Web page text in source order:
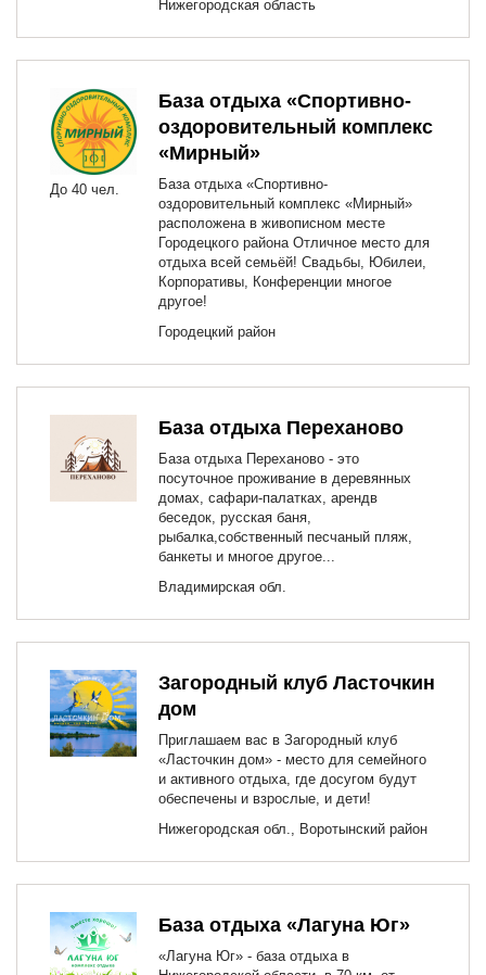
Нижегородская область
До 40 чел.
База отдыха «Спортивно-
оздоровительный комплекс
«Мирный»
База отдыха «Спортивно-
оздоровительный комплекс «Мирный»
расположена в живописном месте
Городецкого района Отличное место для
отдыха всей семьёй! Свадьбы, Юбилеи,
Корпоративы, Конференции многое
другое!
Городецкий район
База отдыха Переханово
База отдыха Переханово - это
посуточное проживание в деревянных
домах, сафари-палатках, арендв
беседок, русская баня,
рыбалка,собственный песчаный пляж,
банкеты и многое другое...
Владимирская обл.
Загородный клуб Ласточкин
дом
Приглашаем вас в Загородный клуб
«Ласточкин дом» - место для семейного
и активного отдыха, где досугом будут
обеспечены и взрослые, и дети!
Нижегородская обл., Воротынский район
База отдыха «Лагуна Юг»
«Лагуна Юг» - база отдыха в